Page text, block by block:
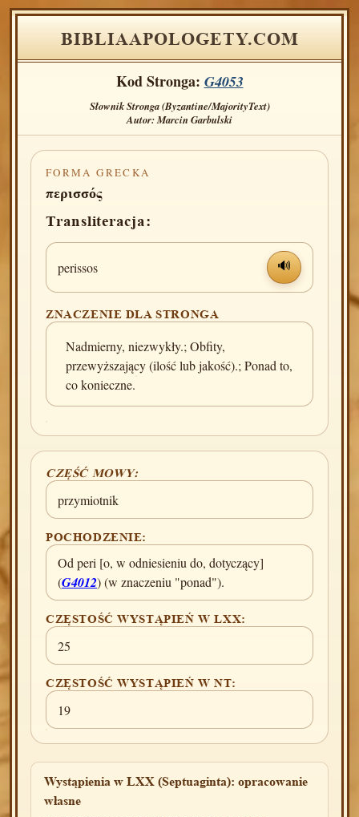
BIBLIAAPOLOGETY.COM
Kod Stronga: G4053
Słownik Stronga (Byzantine/MajorityText)
Autor: Marcin Garbulski
FORMA GRECKA
περισσός
Transliteracja:
perissos 🔊
ZNACZENIE DLA STRONGA
Nadmierny, niezwykły.; Obfity,
przewyższający (ilość lub jakość).; Ponad to,
co konieczne.
CZĘŚĆ MOWY:
przymiotnik
POCHODZENIE:
Od peri [o, w odniesieniu do, dotyczący]
(G4012) (w znaczeniu "ponad").
CZĘSTOŚĆ WYSTĄPIEŃ W LXX:
25
CZĘSTOŚĆ WYSTĄPIEŃ W NT:
19
Wystąpienia w LXX (Septuaginta): opracowanie
własne